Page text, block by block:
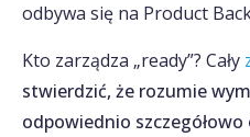
odbywa się na Product
Kto zarządza „ready”? Cały
stwierdzić, że rozumie
odpowiednio szczegółowo